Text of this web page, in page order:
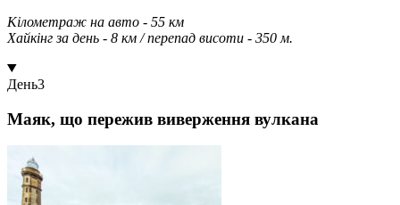
Кілометраж на авто - 55 км
Хайкінг за день - 8 км / перепад висоти - 350 м.
День3
Маяк, що пережив виверження вулкана